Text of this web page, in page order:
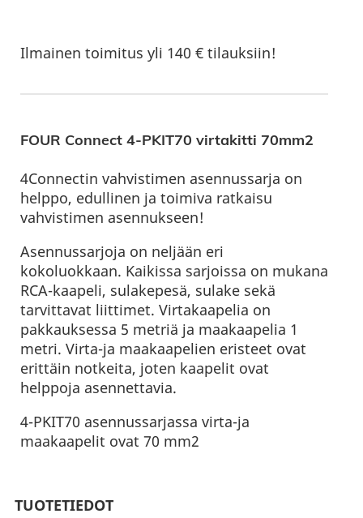
Ilmainen toimitus yli 140 € tilauksiin!
FOUR Connect 4-PKIT70 virtakitti 70mm2
4Connectin vahvistimen asennussarja on
helppo, edullinen ja toimiva ratkaisu
vahvistimen asennukseen!
Asennussarjoja on neljään eri
kokoluokkaan. Kaikissa sarjoissa on mukana
RCA-kaapeli, sulakepesä, sulake sekä
tarvittavat liittimet. Virtakaapelia on
pakkauksessa 5 metriä ja maakaapelia 1
metri. Virta-ja maakaapelien eristeet ovat
erittäin notkeita, joten kaapelit ovat
helppoja asennettavia.
4-PKIT70 asennussarjassa virta-ja
maakaapelit ovat 70 mm2
TUOTETIEDOT